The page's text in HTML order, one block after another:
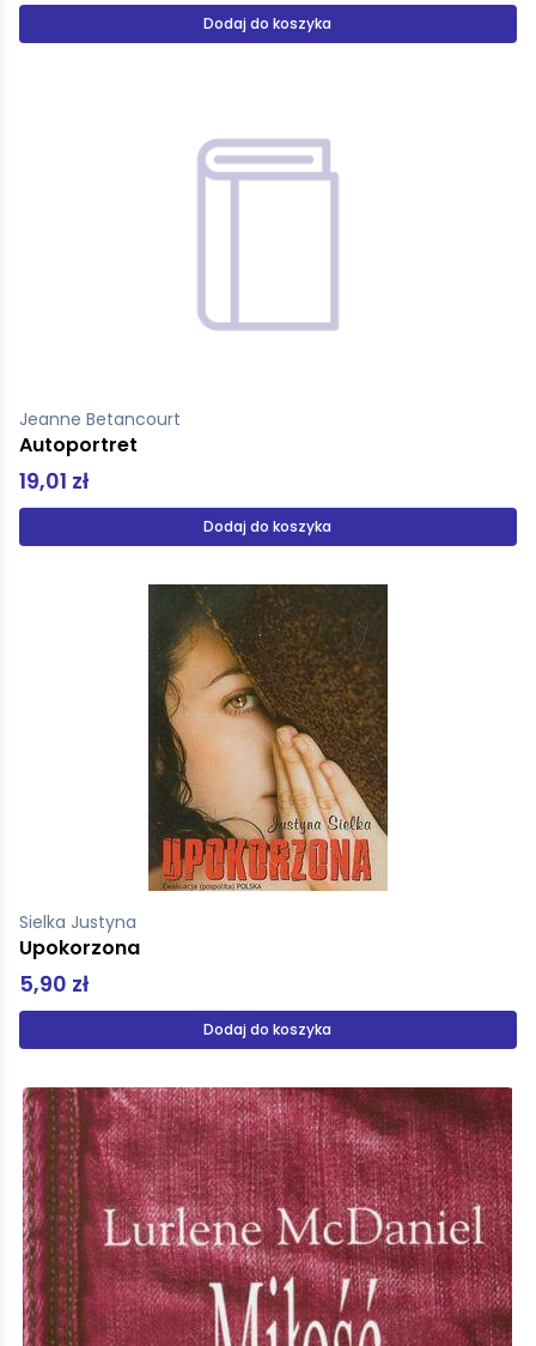
Dodaj do koszyka
Jeanne Betancourt
Autoportret
19,01 zł
Dodaj do koszyka
Sielka Justyna
Upokorzona
5,90 zł
Dodaj do koszyka